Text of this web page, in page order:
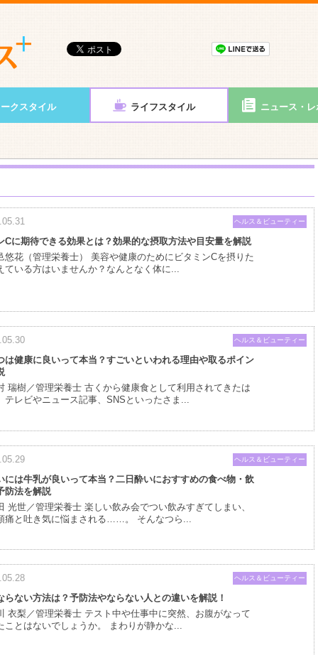
クスタイル ライフスタイル ニュース・レ
ヘルス＆ビューティー
Cに期待できる効果とは？効果的な摂取方法や目安量を解説
悠花（管理栄養士） 美容や健康のためにビタミンCを摂りた
ている方はいませんか？なんとなく体に...
ヘルス＆ビューティー
は健康に良いって本当？すごいといわれる理由や取るポイン
瑞樹／管理栄養士 古くから健康食として利用されてきたは
テレビやニュース記事、SNSといったさま...
ヘルス＆ビューティー
には牛乳が良いって本当？二日酔いにおすすめの食べ物・飲
防法を解説
光世／管理栄養士 楽しい飲み会でつい飲みすぎてしまい、
痛と吐き気に悩まされる……。 そんなつら...
ヘルス＆ビューティー
らない方法は？予防法やならない人との違いを解説！
衣梨／管理栄養士 テスト中や仕事中に突然、お腹がなって
ことはないでしょうか。 まわりが静かな...